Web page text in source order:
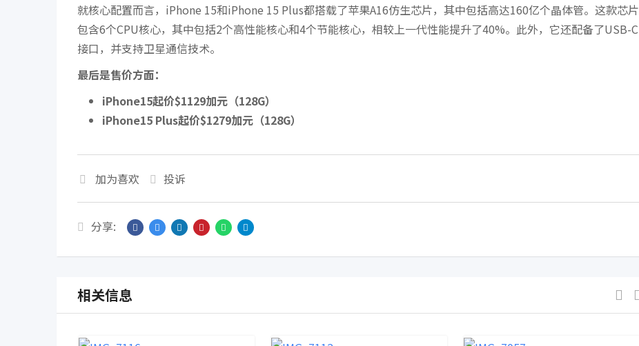
就核心配置而言，iPhone 15和iPhone 15 Plus都搭载了苹果A16仿生芯片，其中包括高达160亿个晶体管。这款芯片
包含6个CPU核心，其中包括2个高性能核心和4个节能核心，相较上一代性能提升了40%。此外，它还配备了USB-C
接口，并支持卫星通信技术。
最后是售价方面：
iPhone15起价$1129加元 （128G）
iPhone15 Plus起价$1279加元 （128G）
加为喜欢 投诉
分享:
相关信息